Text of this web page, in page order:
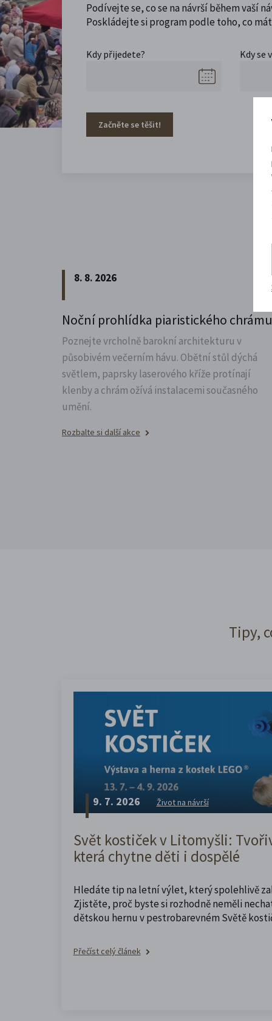
Podívejte se, co se na návrší během vaší
Poskládejte si program podle toho, co
Kdy přijedete? Kdy se
Začněte se těšit!
8. 8. 2026
Noční prohlídka piaristického chrámu
Poznejte vrcholně barokní architekturu v
působivém večerním hávu. Obětní stůl dýchá
světlem, paprsky laserového kříže protínají
klenby a chrám ožívá instalacemi současného
umění.
Rozbalte si další akce
Tipy,
9. 7. 2026 Život na návrší
Svět kostiček v Litomyšli:
která chytne děti i dospělé
Hledáte tip na letní výlet, který spolehlivě
Zjistěte, proč byste si rozhodně neměli
dětskou hernu v pestrobarevném Světě
Přečíst celý článek